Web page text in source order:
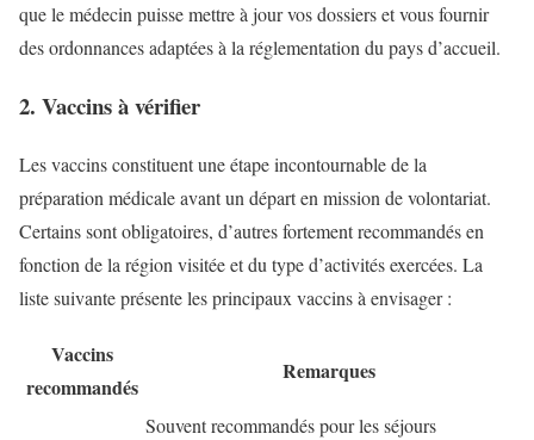
que le médecin puisse mettre à jour vos dossiers et vous fournir
des ordonnances adaptées à la réglementation du pays d’accueil.
2. Vaccins à vérifier
Les vaccins constituent une étape incontournable de la
préparation médicale avant un départ en mission de volontariat.
Certains sont obligatoires, d’autres fortement recommandés en
fonction de la région visitée et du type d’activités exercées. La
liste suivante présente les principaux vaccins à envisager :
Vaccins
recommandés
Remarques
Souvent recommandés pour les séjours